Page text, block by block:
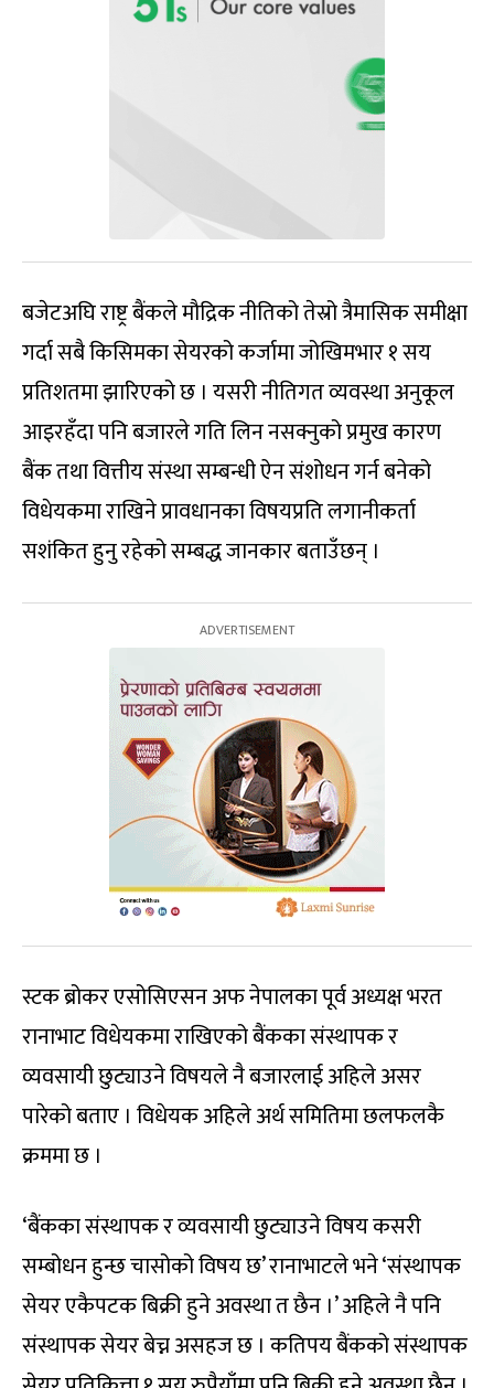
बजेटअघि राष्ट्र बैंकले मौद्रिक नीतिको तेस्रो त्रैमासिक समीक्षा
गर्दा सबै किसिमका सेयरको कर्जामा जोखिमभार १ सय
प्रतिशतमा झारिएको छ । यसरी नीतिगत व्यवस्था अनुकूल
आइरहँदा पनि बजारले गति लिन नसक्नुको प्रमुख कारण
बैंक तथा वित्तीय संस्था सम्बन्धी ऐन संशोधन गर्न बनेको
विधेयकमा राखिने प्रावधानका विषयप्रति लगानीकर्ता
सशंकित हुनु रहेको सम्बद्ध जानकार बताउँछन् ।
स्टक ब्रोकर एसोसिएसन अफ नेपालका पूर्व अध्यक्ष भरत
रानाभाट विधेयकमा राखिएको बैंकका संस्थापक र
व्यवसायी छुट्याउने विषयले नै बजारलाई अहिले असर
पारेको बताए । विधेयक अहिले अर्थ समितिमा छलफलकै
क्रममा छ ।
‘बैंकका संस्थापक र व्यवसायी छुट्याउने विषय कसरी
सम्बोधन हुन्छ चासोको विषय छ’ रानाभाटले भने ‘संस्थापक
सेयर एकैपटक बिक्री हुने अवस्था त छैन ।’ अहिले नै पनि
संस्थापक सेयर बेच्न असहज छ । कतिपय बैंकको संस्थापक